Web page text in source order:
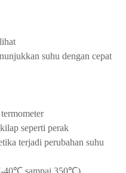
suhu dengan cepat
seperti perak
terjadi perubahan suhu
(-40℃ sampai 350℃)